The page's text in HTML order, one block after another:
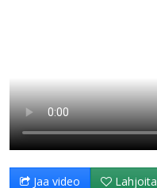
Jaa video Lahjoita